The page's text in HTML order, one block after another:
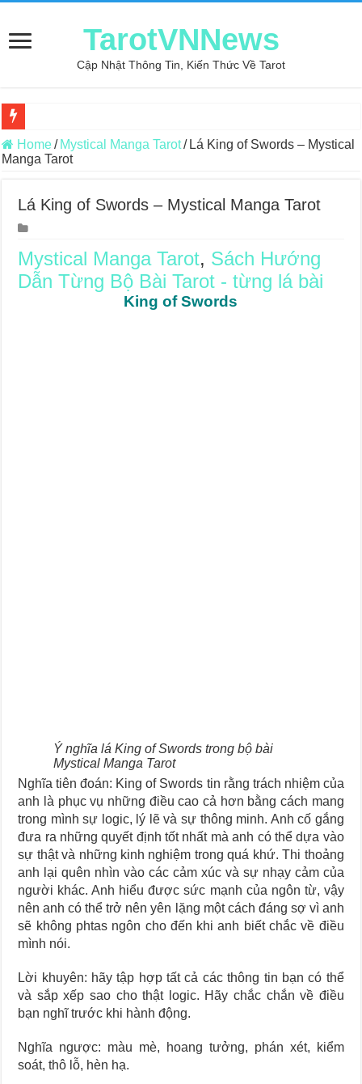
TarotVNNews
Cập Nhật Thông Tin, Kiến Thức Về Tarot
Review may áo thun tại xưởng may Dony
Top 5 Cuốn Sách Hướng Dẫn Đọc Bài Tarot Bằng Tiếng Việt
Konxari Cards – Trải Nghiệm Kết Nối Với Thế Giới Tâm Linh
Querent Tìm Đến Nhiều Tarot Reader Nhưng Không Thấy Thỏa
Journey Of Love Oracle – Lá Số 70: Heaven
Journey Of Love Oracle – Lá Số 69: Contemplation
Journey Of Love Oracle – Lá Số 68: Drop Into Your Heart
Home/ Mystical Manga Tarot/ Lá King of Swords – Mystical
Manga Tarot
Lá King of Swords – Mystical Manga Tarot
Mystical Manga Tarot, Sách Hướng
Dẫn Từng Bộ Bài Tarot - từng lá bài
King of Swords
Ý nghĩa lá King of Swords trong bộ bài
Mystical Manga Tarot
Nghĩa tiên đoán: King of Swords tin rằng trách nhiệm của
anh là phục vụ những điều cao cả hơn bằng cách mang
trong mình sự logic, lý lẽ và sự thông minh. Anh cố gắng
đưa ra những quyết định tốt nhất mà anh có thể dựa vào
sự thật và những kinh nghiệm trong quá khứ. Thi thoảng
anh lại quên nhìn vào các cảm xúc và sự nhạy cảm của
người khác. Anh hiểu được sức mạnh của ngôn từ, vậy
nên anh có thể trở nên yên lặng một cách đáng sợ vì anh
sẽ không phtas ngôn cho đến khi anh biết chắc về điều
mình nói.
Lời khuyên: hãy tập hợp tất cả các thông tin bạn có thể
và sắp xếp sao cho thật logic. Hãy chắc chắn về điều
bạn nghĩ trước khi hành động.
Nghĩa ngược: màu mè, hoang tưởng, phán xét, kiểm
soát, thô lỗ, hèn hạ.